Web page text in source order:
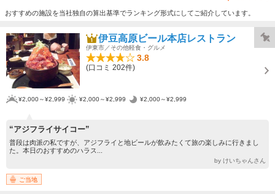
おすすめの施設を当社独自の算出基準でランキング形式にしてご紹介しています。
伊豆高原ビール本店レストラン
伊東市／その他軽食・グルメ
3.8
(口コミ 202件)
¥2,000～¥2,999 ¥2,000～¥2,999 ¥2,000～¥2,999
“アジフライサイコー”
普段は肉派の私ですが、アジフライと地ビールが飲みたくて旅の楽しみに行きまし
た。本日のおすすめのハラス...
by けいちゃんさん
ご当地